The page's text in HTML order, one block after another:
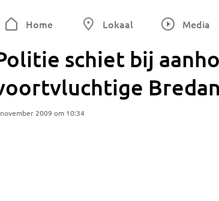
Home Lokaal Media
schiet bij
2009 om 10:34